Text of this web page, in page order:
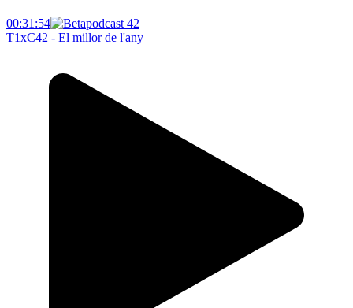
00:31:54
T1xC42 - El millor de l'any